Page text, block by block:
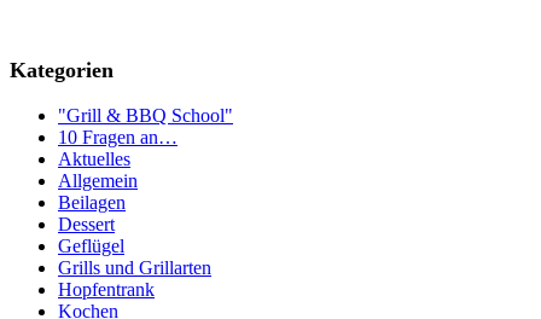
Kategorien
"Grill & BBQ School"
10 Fragen an…
Aktuelles
Allgemein
Beilagen
Dessert
Geflügel
Grills und Grillarten
Hopfentrank
Kochen